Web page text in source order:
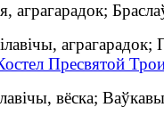
аграгарадок;
Пресвятой
вёска;